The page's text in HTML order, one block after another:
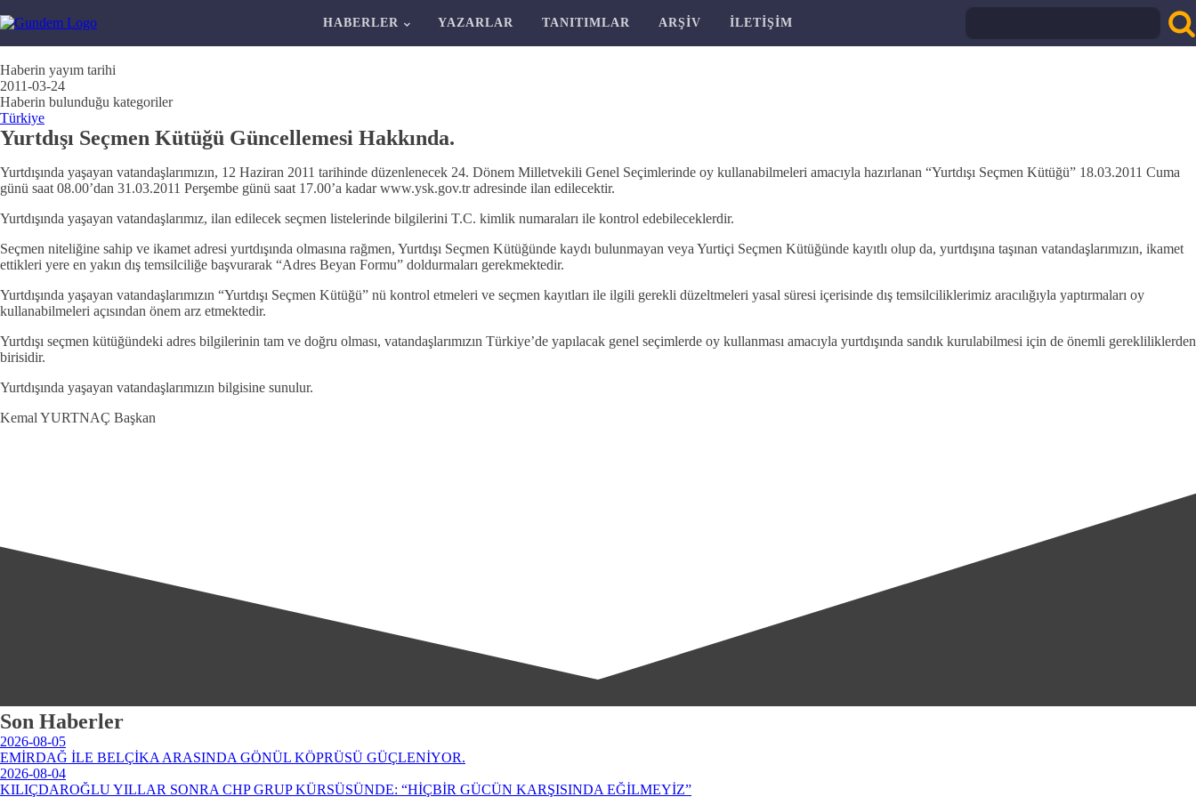
HABERLER YAZARLAR TANITIMLAR ARŞIV İLETIŞIM
Haberin yayım tarihi
2011-03-24
Haberin bulunduğu kategoriler
Türkiye
Yurtdışı Seçmen Kütüğü Güncellemesi Hakkında.
Yurtdışında yaşayan vatandaşlarımızın, 12 Haziran 2011 tarihinde düzenlenecek 24. Dönem Milletvekili Genel Seçimlerinde oy kullanabilmeleri amacıyla hazırlanan “Yurtdışı Seçmen Kütüğü” 18.03.2011 Cuma
günü saat 08.00’dan 31.03.2011 Perşembe günü saat 17.00’a kadar www.ysk.gov.tr adresinde ilan edilecektir.
Yurtdışında yaşayan vatandaşlarımız, ilan edilecek seçmen listelerinde bilgilerini T.C. kimlik numaraları ile kontrol edebileceklerdir.
Seçmen niteliğine sahip ve ikamet adresi yurtdışında olmasına rağmen, Yurtdışı Seçmen Kütüğünde kaydı bulunmayan veya Yurtiçi Seçmen Kütüğünde kayıtlı olup da, yurtdışına taşınan vatandaşlarımızın, ikamet
ettikleri yere en yakın dış temsilciliğe başvurarak “Adres Beyan Formu” doldurmaları gerekmektedir.
Yurtdışında yaşayan vatandaşlarımızın “Yurtdışı Seçmen Kütüğü” nü kontrol etmeleri ve seçmen kayıtları ile ilgili gerekli düzeltmeleri yasal süresi içerisinde dış temsilciliklerimiz aracılığıyla yaptırmaları oy
kullanabilmeleri açısından önem arz etmektedir.
Yurtdışı seçmen kütüğündeki adres bilgilerinin tam ve doğru olması, vatandaşlarımızın Türkiye’de yapılacak genel seçimlerde oy kullanması amacıyla yurtdışında sandık kurulabilmesi için de önemli gerekliliklerden
birisidir.
Yurtdışında yaşayan vatandaşlarımızın bilgisine sunulur.
Kemal YURTNAÇ Başkan
Son Haberler
2026-08-05
EMİRDAĞ İLE BELÇİKA ARASINDA GÖNÜL KÖPRÜSÜ GÜÇLENİYOR.
2026-08-04
KILIÇDAROĞLU YILLAR SONRA CHP GRUP KÜRSÜSÜNDE: “HİÇBİR GÜCÜN KARŞISINDA EĞİLMEYİZ”